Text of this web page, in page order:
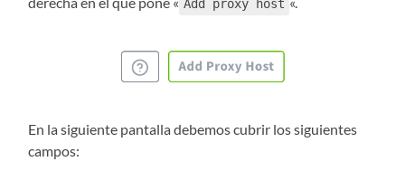
Add proxy host
En la siguiente pantalla debemos cubrir los siguientes
campos: